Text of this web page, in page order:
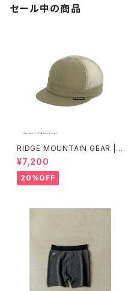
セール中の商品
RIDGE MOUNTAIN GEAR |
Mesh Basic Cap
¥7,200
20%OFF